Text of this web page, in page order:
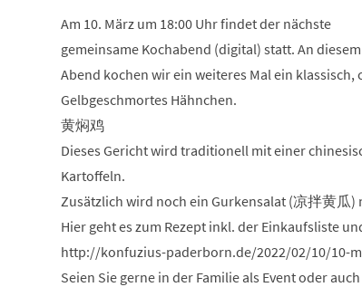
Am 10. März um 18:00 Uhr findet der nächste
gemeinsame Kochabend (digital) statt. An diesem
Abend kochen wir ein weiteres Mal ein klassisch,
Gelbgeschmortes Hähnchen.
黄焖鸡
Dieses Gericht wird traditionell mit einer
Kartoffeln.
Zusätzlich wird noch ein Gurkensalat (凉拌黄瓜)
Hier geht es zum Rezept inkl. der Einkaufsliste
http://konfuzius-paderborn.de/2022/02/10/10-
Seien Sie gerne in der Familie als Event oder